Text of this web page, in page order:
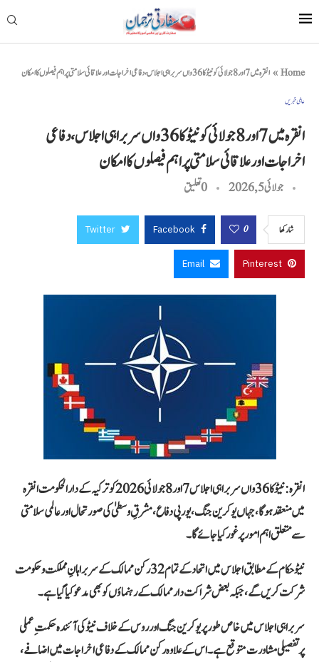
Home
» انقرہ میں 7 اور 8 جولائی کو نیٹو کا 36واں سربراہی اجلاس، دفاعی اخراجات اور علاقائی سلامتی پر اہم فیصلوں کا امکان
عالمی خبریں
انقرہ میں 7 اور 8 جولائی کو نیٹو کا 36واں سربراہی اجلاس، دفاعی
اخراجات اور علاقائی سلامتی پر اہم فیصلوں کا امکان
جولائی 5, 2026 0 تعليق
شاركها 0
Facebook
Twitter
Pinterest
Email
انقرہ: نیٹو کا 36واں سربراہی اجلاس 7 اور 8 جولائی 2026 کو ترکیہ کے دارالحکومت انقرہ
میں منعقد ہوگا، جہاں یوکرین جنگ، یورپی دفاع، مشرقِ وسطیٰ کی صورتحال اور عالمی سلامتی
سے متعلق اہم امور پر غور کیا جائے گا۔
نیٹو حکام کے مطابق اجلاس میں اتحاد کے تمام 32 رکن ممالک کے سربراہانِ مملکت و حکومت
شرکت کریں گے، جبکہ بعض شراکت دار ممالک کے رہنماؤں کو بھی مدعو کیا گیا ہے۔
سربراہی اجلاس میں خاص طور پر یوکرین جنگ اور روس کے خلاف نیٹو کی آئندہ حکمتِ عملی
پر تفصیلی مشاورت متوقع ہے۔ اس کے علاوہ رکن ممالک کے دفاعی اخراجات میں اضافے،